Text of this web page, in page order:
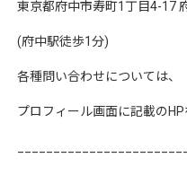
東京都府中市寿町1 丁目4-17
(府中駅徒歩1分)
各種問い合わせについては、
プロフィール画面に記載のHP